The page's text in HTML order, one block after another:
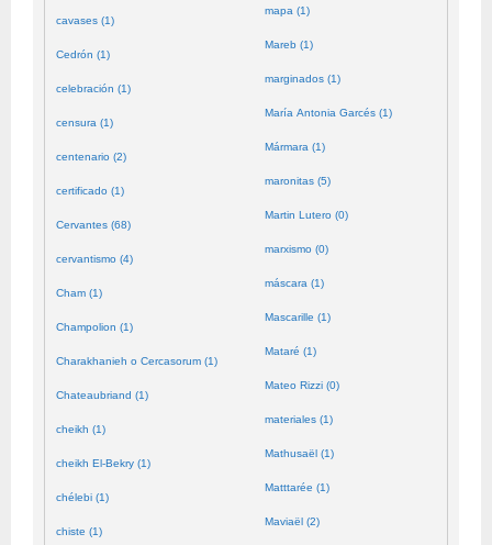
cavases (1)
Cedrón (1)
celebración (1)
censura (1)
centenario (2)
certificado (1)
Cervantes (68)
cervantismo (4)
Cham (1)
Champolion (1)
Charakhanieh o Cercasorum (1)
Chateaubriand (1)
cheikh (1)
cheikh El-Bekry (1)
chélebi (1)
chiste (1)
mapa (1)
Mareb (1)
marginados (1)
María Antonia Garcés (1)
Mármara (1)
maronitas (5)
Martin Lutero (0)
marxismo (0)
máscara (1)
Mascarille (1)
Mataré (1)
Mateo Rizzi (0)
materiales (1)
Mathusaël (1)
Matttarée (1)
Maviaël (2)